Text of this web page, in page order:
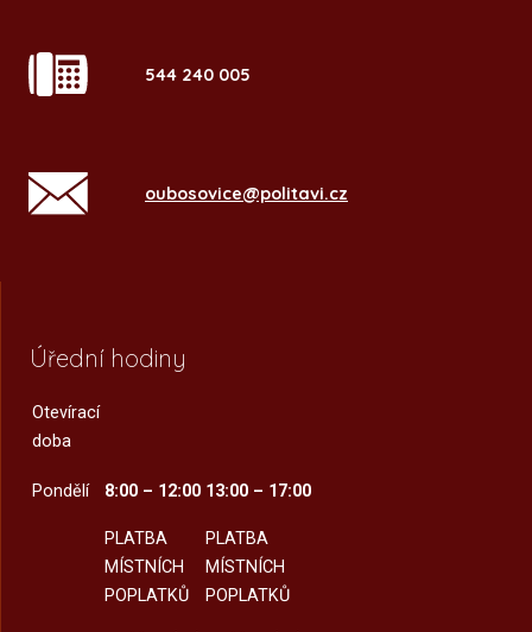
544 240 005
oubosovice@politavi.cz
Úřední hodiny
Otevírací
doba
Pondělí 8:00 – 12:00
PLATBA
MÍSTNÍCH
POPLATKŮ
13:00 – 17:00
PLATBA
MÍSTNÍCH
POPLATKŮ